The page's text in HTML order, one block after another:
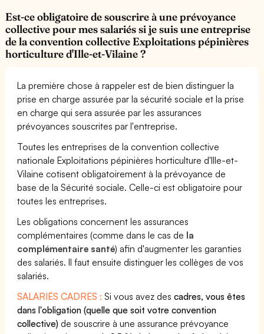
Est-ce obligatoire de souscrire à une prévoyance
collective pour mes salariés si je suis une entreprise
de la convention collective Exploitations pépinières
horticulture d'Ille-et-Vilaine ?
La première chose à rappeler est de bien distinguer la
prise en charge assurée par la sécurité sociale et la prise
en charge qui sera assurée par les assurances
prévoyances souscrites par l'entreprise.
Toutes les entreprises de la convention collective
nationale Exploitations pépinières horticulture d'Ille-et-
Vilaine cotisent obligatoirement à la prévoyance de
base de la Sécurité sociale. Celle-ci est obligatoire pour
toutes les entreprises.
Les obligations concernent les assurances
complémentaires (comme dans le cas de la
complémentaire santé) afin d'augmenter les garanties
des salariés. Il faut ensuite distinguer les collèges de vos
salariés.
SALARIÉS CADRES : Si vous avez descadres, vous êtes
dans l'obligation (quelle que soit votre convention
collective) de souscrire à une assurance prévoyance